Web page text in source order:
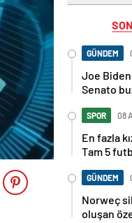
GÜNDEM
Joe Biden
Senato
SPOR 08
En fazla
Tam 5
GÜNDEM
Norweç
oluşan